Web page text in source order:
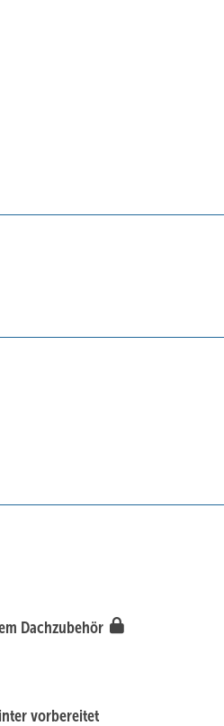
Dachzubehör
vorbereitet